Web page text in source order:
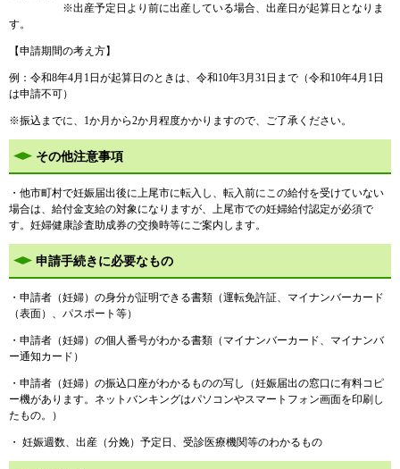
※出産予定日より前に出産している場合、出産日が起算日となりま
す。
【申請期間の考え方】
例：令和8年4月1日が起算日のときは、令和10年3月31日まで（令和10年4月1日
は申請不可）
※振込までに、1か月から2か月程度かかりますので、ご了承ください。
その他注意事項
・他市町村で妊娠届出後に上尾市に転入し、転入前にこの給付を受けていない
場合は、給付金支給の対象になりますが、上尾市での妊婦給付認定が必須で
す。妊婦健康診査助成券の交換時等にご案内します。
申請手続きに必要なもの
・申請者（妊婦）の身分が証明できる書類（運転免許証、マイナンバーカード
（表面）、パスポート等）
・申請者（妊婦）の個人番号がわかる書類（マイナンバーカード、マイナンバ
ー通知カード）
・申請者（妊婦）の振込口座がわかるものの写し（妊娠届出の窓口に有料コピ
ー機があります。ネットバンキングはパソコンやスマートフォン画面を印刷し
たもの。）
・ 妊娠週数、出産（分娩）予定日、受診医療機関等のわかるもの